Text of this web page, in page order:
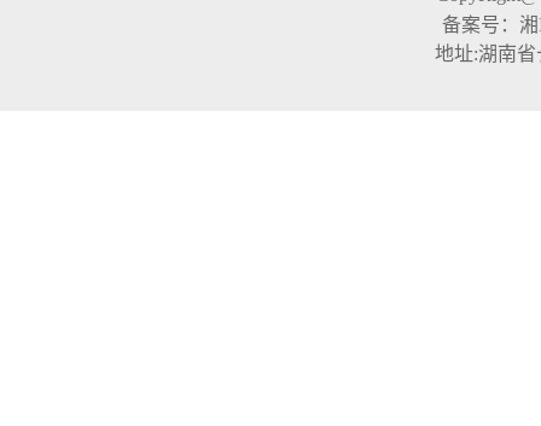
备案号：湘
地址:湖南